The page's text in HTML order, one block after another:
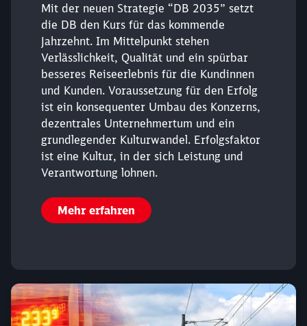
Mit der neuen Strategie “DB 2035” setzt
die DB den Kurs für das kommende
Jahrzehnt. Im Mittelpunkt stehen
Verlässlichkeit, Qualität und ein spürbar
besseres Reiseerlebnis für die Kundinnen
und Kunden. Voraussetzung für den Erfolg
ist ein konsequenter Umbau des Konzerns,
dezentrales Unternehmertum und ein
grundlegender Kulturwandel. Erfolgsfaktor
ist eine Kultur, in der sich Leistung und
Verantwortung lohnen.
Mehr erfahren
werden?
Abbrechen Weiter